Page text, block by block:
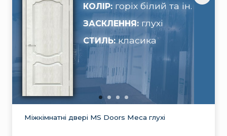
КОЛІР: горіх білий та ін.
ЗАСКЛЕННЯ: глухі
СТИЛЬ:класика
Міжкімнатні двері MS Doors Меса глухі